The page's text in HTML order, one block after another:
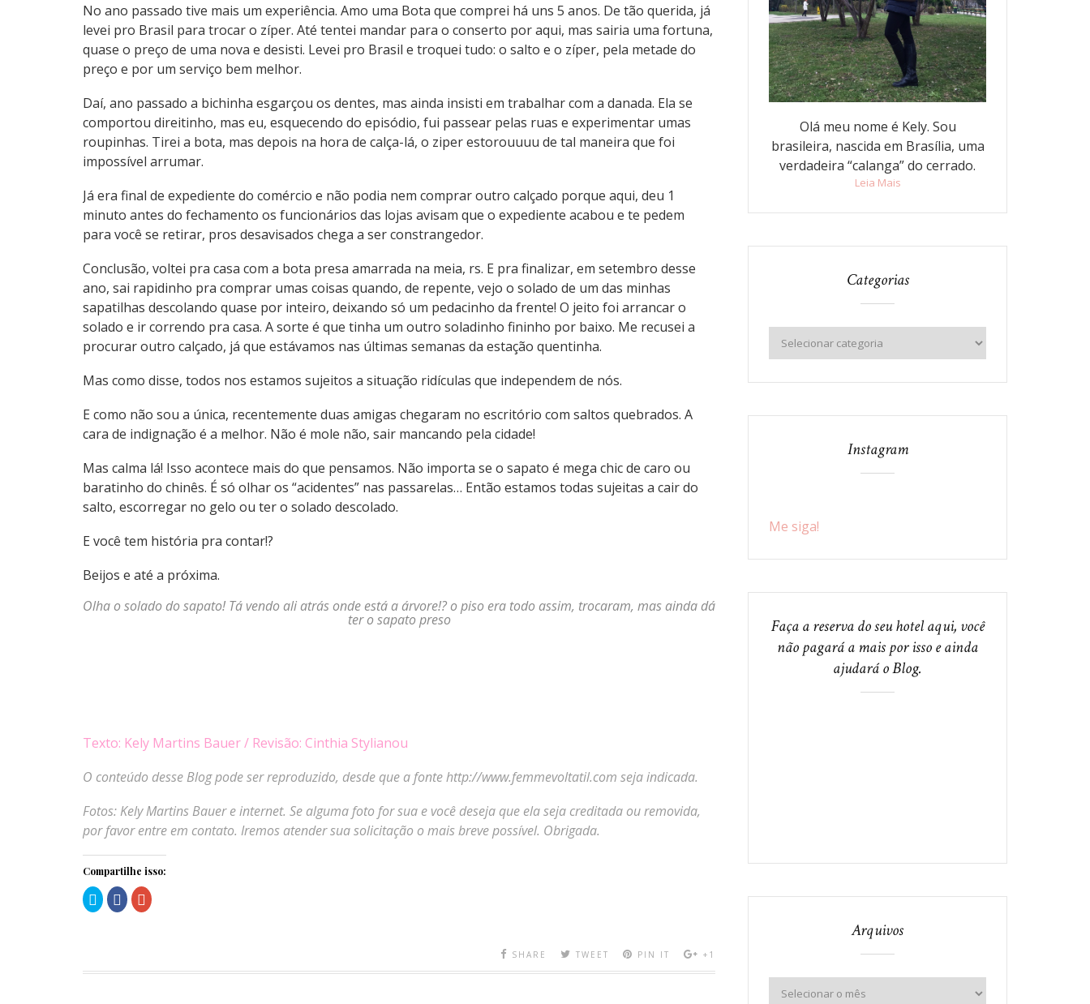
No ano passado tive mais um experiência. Amo uma Bota que comprei há uns 5 anos. De tão querida, já
levei pro Brasil para trocar o zíper. Até tentei mandar para o conserto por aqui, mas sairia uma fortuna,
quase o preço de uma nova e desisti. Levei pro Brasil e troquei tudo: o salto e o zíper, pela metade do
preço e por um serviço bem melhor.
Daí, ano passado a bichinha esgarçou os dentes, mas ainda insisti em trabalhar com a danada. Ela se
comportou direitinho, mas eu, esquecendo do episódio, fui passear pelas ruas e experimentar umas
roupinhas. Tirei a bota, mas depois na hora de calça-lá, o ziper estorouuuu de tal maneira que foi
impossível arrumar.
Já era final de expediente do comércio e não podia nem comprar outro calçado porque aqui, deu 1
minuto antes do fechamento os funcionários das lojas avisam que o expediente acabou e te pedem
para você se retirar, pros desavisados chega a ser constrangedor.
Conclusão, voltei pra casa com a bota presa amarrada na meia, rs. E pra finalizar, em setembro desse
ano, sai rapidinho pra comprar umas coisas quando, de repente, vejo o solado de um das minhas
sapatilhas descolando quase por inteiro, deixando só um pedacinho da frente! O jeito foi arrancar o
solado e ir correndo pra casa. A sorte é que tinha um outro soladinho fininho por baixo. Me recusei a
procurar outro calçado, já que estávamos nas últimas semanas da estação quentinha.
Mas como disse, todos nos estamos sujeitos a situação ridículas que independem de nós.
E como não sou a única, recentemente duas amigas chegaram no escritório com saltos quebrados. A
cara de indignação é a melhor. Não é mole não, sair mancando pela cidade!
Mas calma lá! Isso acontece mais do que pensamos. Não importa se o sapato é mega chic de caro ou
baratinho do chinês. É só olhar os “acidentes” nas passarelas… Então estamos todas sujeitas a cair do
salto, escorregar no gelo ou ter o solado descolado.
E você tem história pra contar!?
Beijos e até a próxima.
Olha o solado do sapato! Tá vendo ali atrás onde está a árvore!? o piso era todo assim, trocaram, mas ainda dá
ter o sapato preso
Texto: Kely Martins Bauer / Revisão: Cinthia Stylianou
O conteúdo desse Blog pode ser reproduzido, desde que a fonte http://www.femmevoltatil.com seja indicada.
Fotos: Kely Martins Bauer e internet. Se alguma foto for sua e você deseja que ela seja creditada ou removida,
por favor entre em contato. Iremos atender sua solicitação o mais breve possível. Obrigada.
Compartilhe isso:
Clique
para
compartilhar
Clique
para
compartilhar
Compartilhe
no
SHARE TWEET PIN IT +1
Olá meu nome é Kely. Sou
brasileira, nascida em Brasília, uma
verdadeira “calanga” do cerrado.
Leia Mais
Categorias
Instagram
Me siga!
Faça a reserva do seu hotel aqui, você
não pagará a mais por isso e ainda
ajudará o Blog.
Arquivos